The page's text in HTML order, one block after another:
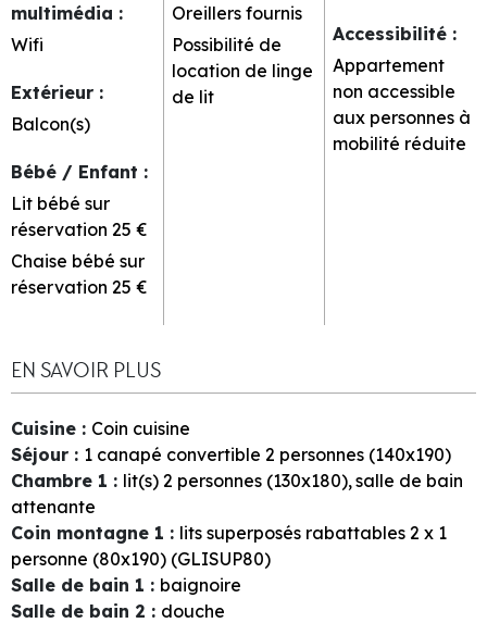
multimédia :
Wifi
Extérieur :
Balcon(s)
Bébé / Enfant :
Lit bébé sur
réservation 25 €
Chaise bébé sur
réservation 25 €
Oreillers fournis
Possibilité de
location de linge
de lit
Accessibilité :
Appartement
non accessible
aux personnes à
mobilité réduite
EN SAVOIR PLUS
Cuisine : Coin cuisine
Séjour : 1 canapé convertible 2 personnes (140x190)
Chambre 1 : lit(s) 2 personnes (130x180) salle de bain
attenante
Coin montagne 1 : lits superposés rabattables 2 x 1
personne (80x190) (GLISUP80)
Salle de bain 1 : baignoire
Salle de bain 2 : douche